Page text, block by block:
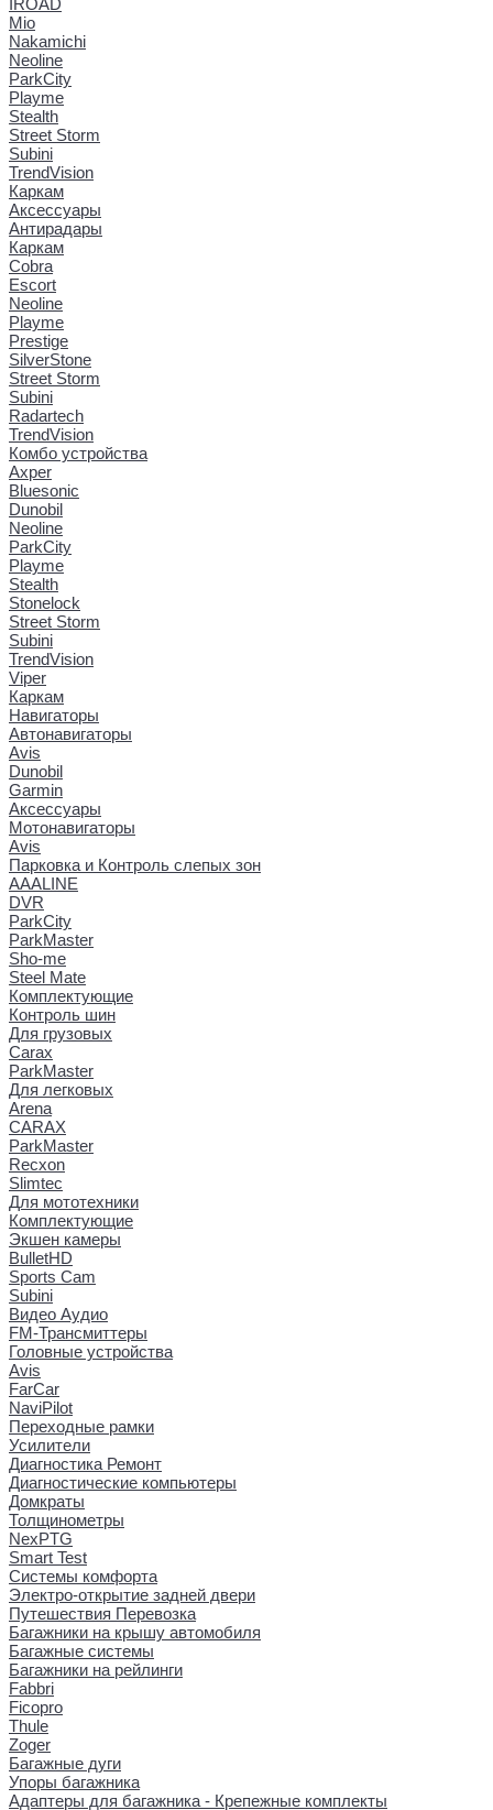
Mio
Nakamichi
Neoline
ParkCity
Playme
Stealth
Street Storm
Subini
TrendVision
Каркам
Аксессуары
Антирадары
Каркам
Cobra
Escort
Neoline
Playme
Prestige
SilverStone
Street Storm
Subini
Radartech
TrendVision
Комбо устройства
Axper
Bluesonic
Dunobil
Neoline
ParkCity
Playme
Stealth
Stonelock
Street Storm
Subini
TrendVision
Viper
Каркам
Навигаторы
Автонавигаторы
Avis
Dunobil
Garmin
Аксессуары
Мотонавигаторы
Avis
Парковка и Контроль слепых зон
AAALINE
DVR
ParkCity
ParkMaster
Sho-me
Steel Mate
Комплектующие
Контроль шин
Для грузовых
Carax
ParkMaster
Для легковых
Arena
CARAX
ParkMaster
Recxon
Slimtec
Для мототехники
Комплектующие
Экшен камеры
BulletHD
Sports Cam
Subini
Видео Аудио
FM-Трансмиттеры
Головные устройства
Avis
FarCar
NaviPilot
Переходные рамки
Усилители
Диагностика Ремонт
Диагностические компьютеры
Домкраты
Толщинометры
NexPTG
Smart Test
Системы комфорта
Электро-открытие задней двери
Путешествия Перевозка
Багажники на крышу автомобиля
Багажные системы
Багажники на рейлинги
Fabbri
Ficopro
Thule
Zoger
Багажные дуги
Упоры багажника
Адаптеры для багажника - Крепежные комплекты